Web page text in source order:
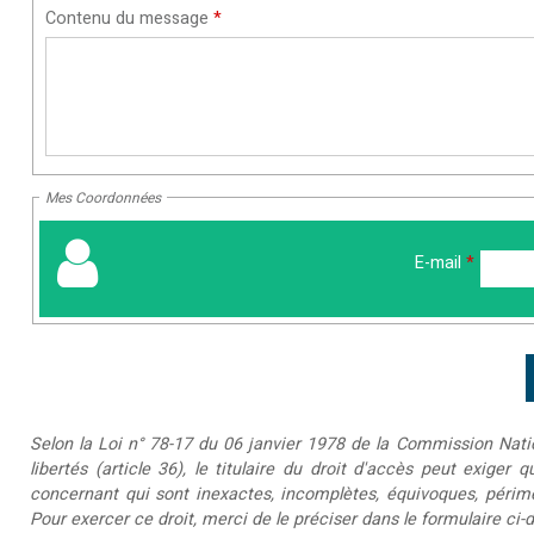
Contenu du message *
Mes Coordonnées
E-mail *
Selon la Loi n° 78-17 du 06 janvier 1978 de la Commission
libertés (article 36), le titulaire du droit d'accès peut exiger
concernant qui sont inexactes, incomplètes, équivoques,
Pour exercer ce droit, merci de le préciser dans le formulaire ci-